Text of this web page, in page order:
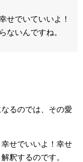
せでいていいよ！
ないんですね。
るのでは、その愛
せでいいよ！幸せ
釈するのです。